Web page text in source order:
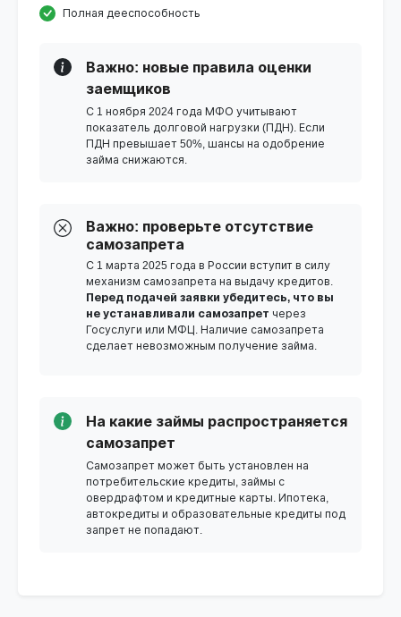
Полная дееспособность
Важно: новые правила оценки
заемщиков
С 1 ноября 2024 года МФО учитывают
показатель долговой нагрузки (ПДН). Если
ПДН превышает 50%, шансы на одобрение
займа снижаются.
Важно: проверьте отсутствие
самозапрета
С 1 марта 2025 года в России вступит в силу
механизм самозапрета на выдачу кредитов.
Перед подачей заявки убедитесь, что вы
не устанавливали самозапрет через
Госуслуги или МФЦ. Наличие самозапрета
сделает невозможным получение займа.
На какие займы распространяется
самозапрет
Самозапрет может быть установлен на
потребительские кредиты, займы с
овердрафтом и кредитные карты. Ипотека,
автокредиты и образовательные кредиты под
запрет не попадают.